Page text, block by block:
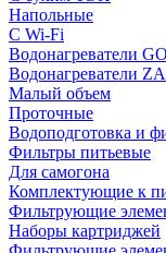
Напольные
С Wi-Fi
Водонагреватели
Водонагреватели
Малый объем
Проточные
Водоподготовка и
Фильтры питьевые
Для самогона
Комплектующие к
Фильтрующие
Наборы картриджей